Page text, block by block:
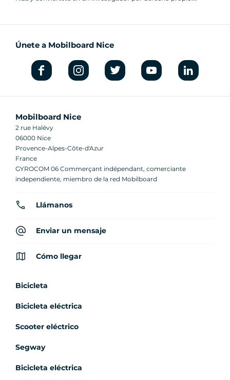
Únete a Mobilboard Nice
Mobilboard Nice
2 rue Halévy
06000 Nice
Provence-Alpes-Côte-d'Azur
France
GYROCOM 06 Commerçant indépendant, comerciante
independiente, miembro de la red Mobilboard
Llámanos
Enviar un mensaje
Cómo llegar
Bicicleta
Bicicleta eléctrica
Scooter eléctrico
Segway
Bicicleta eléctrica